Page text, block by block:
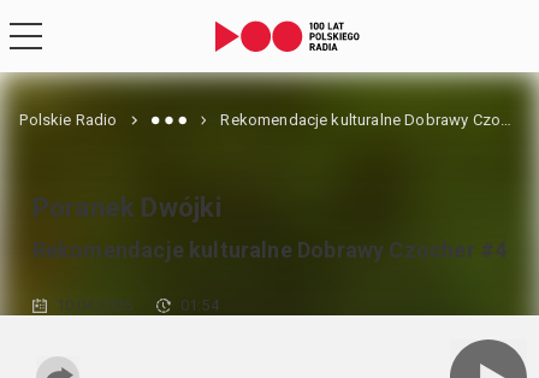
Polskie Radio Rekomendacje kulturalne Dobrawy Czocher #4
Poranek Dwójki
Rekomendacje kulturalne Dobrawy Czocher #4
10.04.2026 01:54